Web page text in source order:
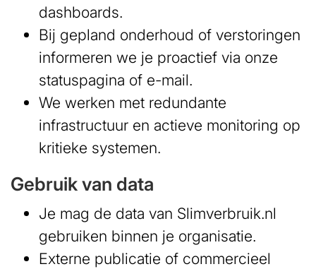
dashboards.
Bij gepland onderhoud of verstoringen
informeren we je proactief via onze
statuspagina of e-mail.
We werken met redundante
infrastructuur en actieve monitoring op
kritieke systemen.
Gebruik van data
Je mag de data van Slimverbruik.nl
gebruiken binnen je organisatie.
Externe publicatie of commercieel